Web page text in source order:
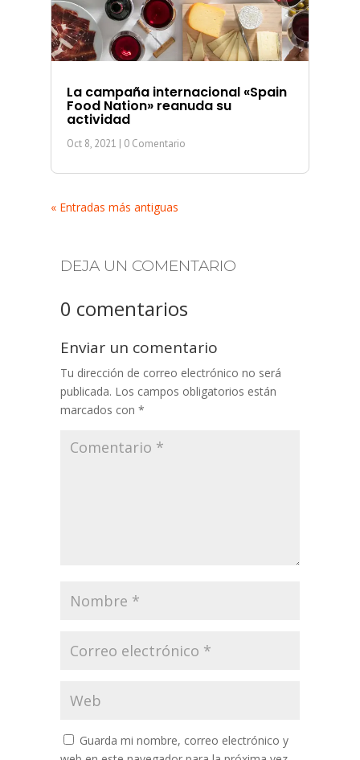
La campaña internacional «Spain
Food Nation» reanuda su
actividad
Oct 8, 2021 | 0 Comentario
« Entradas más antiguas
DEJA UN COMENTARIO
0 comentarios
Enviar un comentario
Tu dirección de correo electrónico no será
publicada. Los campos obligatorios están
marcados con *
Guarda mi nombre, correo electrónico y